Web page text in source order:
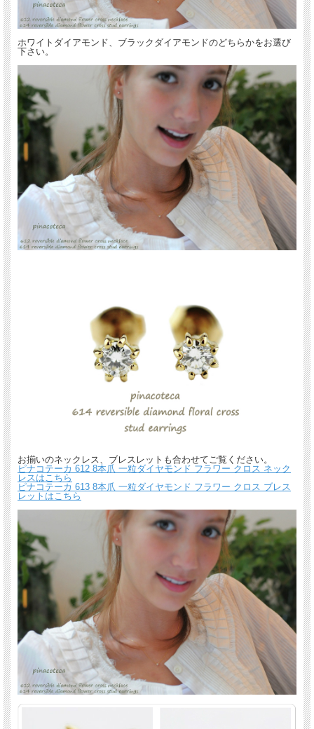
ホワイトダイアモンド、ブラックダイアモンドのどちらかをお選び
下さい。
お揃いのネックレス、ブレスレットも合わせてご覧ください。
ピナコテーカ 612 8本爪 一粒ダイヤモンド フラワー クロス ネック
レスはこちら
ピナコテーカ 613 8本爪 一粒ダイヤモンド フラワー クロス ブレス
レットはこちら